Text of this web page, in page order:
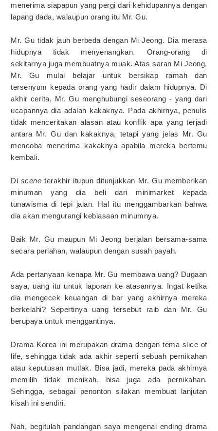
menerima siapapun yang pergi dari kehidupannya dengan
lapang dada, walaupun orang itu Mr. Gu.
Mr. Gu tidak jauh berbeda dengan Mi Jeong. Dia merasa
hidupnya tidak menyenangkan. Orang-orang di
sekitarnya juga membuatnya muak. Atas saran Mi Jeong,
Mr. Gu mulai belajar untuk bersikap ramah dan
tersenyum kepada orang yang hadir dalam hidupnya. Di
akhir cerita, Mr. Gu menghubungi seseorang - yang dari
ucapannya dia adalah kakaknya. Pada akhirnya, penulis
tidak menceritakan alasan atau konflik apa yang terjadi
antara Mr. Gu dan kakaknya, tetapi yang jelas Mr. Gu
mencoba menerima kakaknya apabila mereka bertemu
kembali.
Di scene terakhir itupun ditunjukkan Mr. Gu memberikan
minuman yang dia beli dari minimarket kepada
tunawisma di tepi jalan. Hal itu menggambarkan bahwa
dia akan mengurangi kebiasaan minumnya.
Baik Mr. Gu maupun Mi Jeong berjalan bersama-sama
secara perlahan, walaupun dengan susah payah.
Ada pertanyaan kenapa Mr. Gu membawa uang? Dugaan
saya, uang itu untuk laporan ke atasannya. Ingat ketika
dia mengecek keuangan di bar yang akhirnya mereka
berkelahi? Sepertinya uang tersebut raib dan Mr. Gu
berupaya untuk menggantinya.
Drama Korea ini merupakan drama dengan tema slice of
life, sehingga tidak ada akhir seperti sebuah pernikahan
atau keputusan mutlak. Bisa jadi, mereka pada akhirnya
memilih tidak menikah, bisa juga ada pernikahan.
Sehingga, sebagai penonton silakan membuat lanjutan
kisah ini sendiri.
Nah, begitulah pandangan saya mengenai ending drama